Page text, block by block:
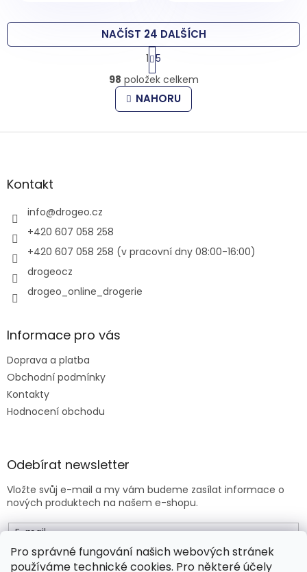
Pro správné fungování našich webových stránek
používáme technické cookies. Pro některé účely
O
v
l
á
a
ý
NAČÍST 24 DALŠÍCH
S
t
r
á
n
k
v
1 5
98 položek celkem
NAHORU
Z
aKontakt
info@drogeo.cz
+420 607 058 258
+420 607 058 258 (v pracovní dny 08:00-16:00)
drogeocz
drogeo_online_drogerie
Informace pro vás
Doprava a platba
Obchodní podmínky
Kontakty
Hodnocení obchodu
Odebírat newsletter
Vložte svůj e-mail a my vám budeme zasílat informace o
nových produktech na našem e-shopu.
E-mail